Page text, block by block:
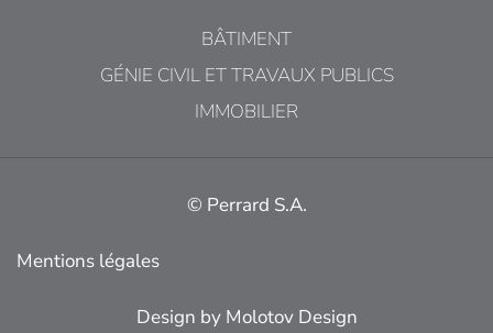
BÂTIMENT
GÉNIE CIVIL ET TRAVAUX PUBLICS
IMMOBILIER
© Perrard S.A.
Mentions légales
Design by Molotov Design